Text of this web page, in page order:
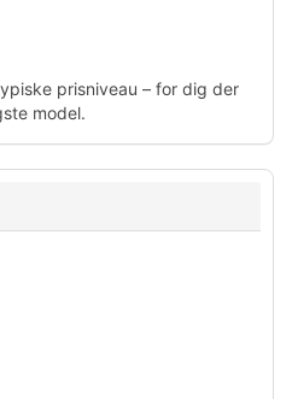
prisniveau – for dig der
model.